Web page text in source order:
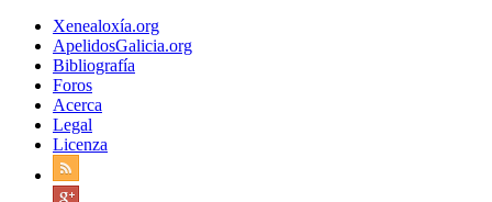
Xenealoxía.org
ApelidosGalicia.org
Bibliografía
Foros
Acerca
Legal
Licenza